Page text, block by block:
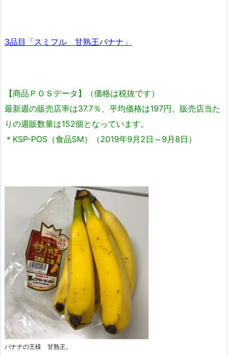
3品目「スミフル 甘熟王バナナ」
【商品ＰＯＳデータ】（価格は税抜です）
最新週の販売店率は37.7％、平均価格は197円、販売店当た
りの週販数量は152個となっています。
＊KSP-POS（食品SM）（2019年9月2日～9月8日）
バナナの王様 甘熟王。